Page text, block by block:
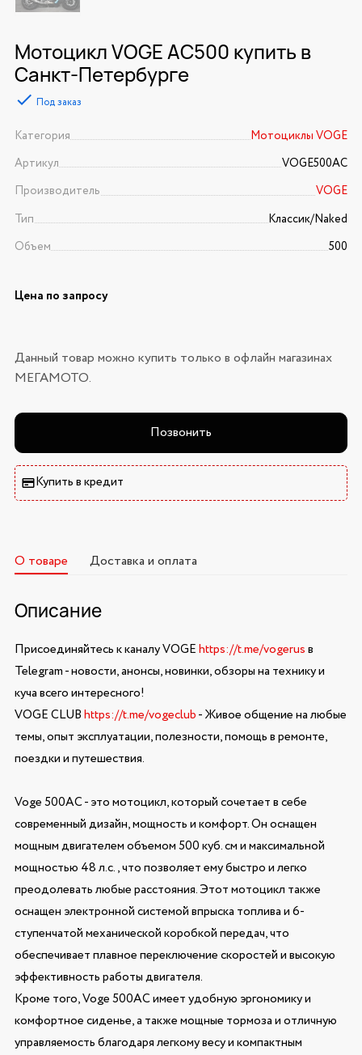
Мотоцикл VOGE AC500 купить в
Санкт-Петербурге
Под заказ
Категория
Мотоциклы VOGE
Артикул
VOGE500AC
Производитель
VOGE
Тип
Классик/Naked
Объем
500
Цена по запросу
Данный товар можно купить только в офлайн магазинах
МЕГАМОТО.
Позвонить
Купить в кредит
О товаре Доставка и оплата
Описание
Присоединяйтесь к каналу VOGEhttps://t.me/vogerusв
Telegram - новости, анонсы, новинки, обзоры на технику и
куча всего интересного!
VOGE CLUBhttps://t.me/vogeclub- Живое общение на любые
темы, опыт эксплуатации, полезности, помощь в ремонте,
поездки и путешествия.
Voge 500AC - это мотоцикл, который сочетает в себе
современный дизайн, мощность и комфорт. Он оснащен
мощным двигателем объемом 500 куб. см и максимальной
мощностью 48 л.с., что позволяет ему быстро и легко
преодолевать любые расстояния. Этот мотоцикл также
оснащен электронной системой впрыска топлива и 6-
ступенчатой механической коробкой передач, что
обеспечивает плавное переключение скоростей и высокую
эффективность работы двигателя.
Кроме того, Voge 500AC имеет удобную эргономику и
комфортное сиденье, а также мощные тормоза и отличную
управляемость благодаря легкому весу и компактным